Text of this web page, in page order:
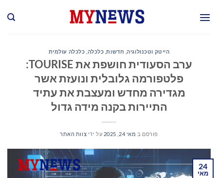
הייטק וטכנולוגיה, חדשות, כלכלה כלכלה עולמית
ערב הסעודית חושפת את TOURISE:
פלטפורמה גלובלית ונועזת אשר
מגדירה מחדש ומעצבת את עתיד
התיירות בקנה מידה גדול
פורסם ב מאי 24, 2025 על ידי צוות האתר
24
מאי